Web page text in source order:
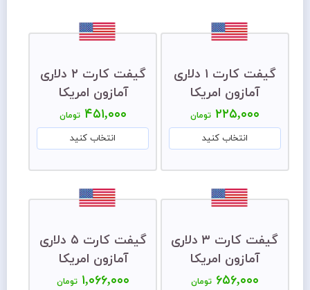
گیفت کارت ۱ دلاری
آمازون امریکا
۲۲۵,۰۰۰ تومان
انتخاب کنید
گیفت کارت ۲ دلاری
آمازون امریکا
۴۵۱,۰۰۰ تومان
انتخاب کنید
گیفت کارت ۳ دلاری
آمازون امریکا
۶۵۶,۰۰۰ تومان
گیفت کارت ۵ دلاری
آمازون امریکا
۱,۰۶۶,۰۰۰ تومان